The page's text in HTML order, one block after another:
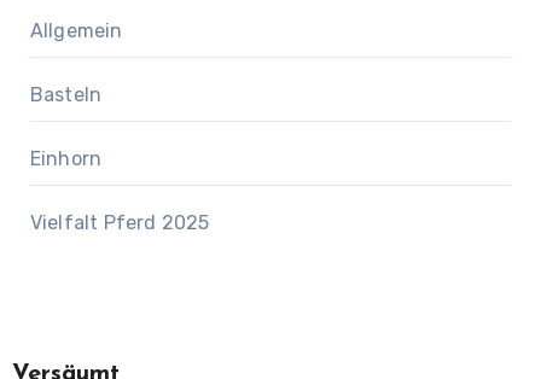
Allgemein
Basteln
Einhorn
Vielfalt Pferd 2025